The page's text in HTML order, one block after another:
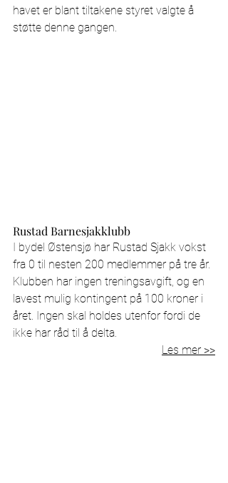
havet er blant tiltakene styret valgte å
støtte denne gangen.
Rustad Barnesjakklubb
I bydel Østensjø har Rustad Sjakk vokst
fra 0 til nesten 200 medlemmer på tre år.
Klubben har ingen treningsavgift, og en
lavest mulig kontingent på 100 kroner i
året. Ingen skal holdes utenfor fordi de
ikke har råd til å delta.
Les mer >>